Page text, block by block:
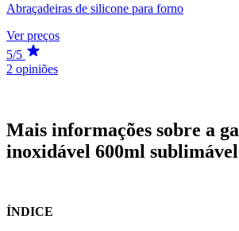
Abraçadeiras de silicone para forno
Ver preços
5/5
2 opiniões
Mais informações sobre a
inoxidável 600ml sublimável
ÍNDICE